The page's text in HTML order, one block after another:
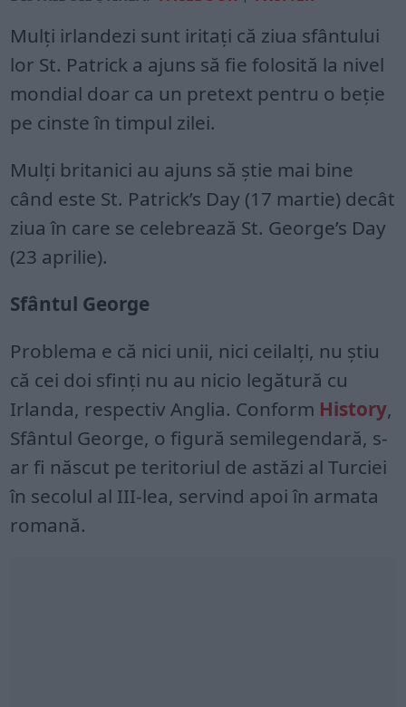
Mulți irlandezi sunt iritați că ziua sfântului
lor St. Patrick a ajuns să fie folosită la nivel
mondial doar ca un pretext pentru o beție
pe cinste în timpul zilei.
Mulți britanici au ajuns să știe mai bine
când este St. Patrick’s Day (17 martie) decât
ziua în care se celebrează St. George’s Day
(23 aprilie).
Sfântul George
Problema e că nici unii, nici ceilalți, nu știu
că cei doi sfinți nu au nicio legătură cu
Irlanda, respectiv Anglia. Conform History,
Sfântul George, o figură semilegendară, s-
ar fi născut pe teritoriul de astăzi al Turciei
în secolul al III-lea, servind apoi în armata
romană.